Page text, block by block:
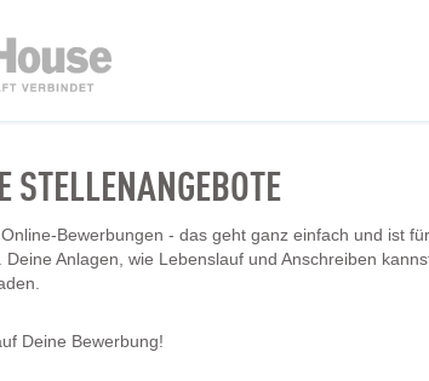
STELLENANGEBOTE
Bewerbungen - das geht ganz einfach und ist
Deine Anlagen, wie Lebenslauf und Anschreiben
Deine Bewerbung!